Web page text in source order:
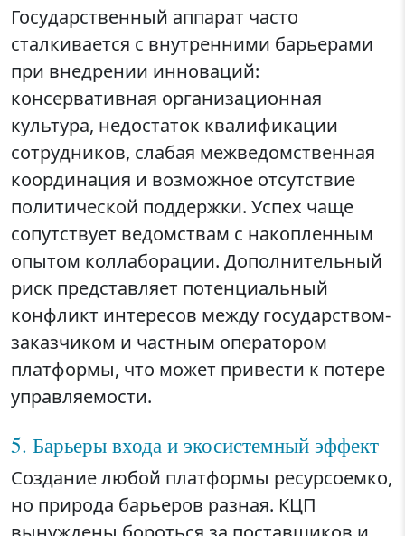
Государственный аппарат часто
сталкивается с внутренними барьерами
при внедрении инноваций:
консервативная организационная
культура, недостаток квалификации
сотрудников, слабая межведомственная
координация и возможное отсутствие
политической поддержки. Успех чаще
сопутствует ведомствам с накопленным
опытом коллаборации. Дополнительный
риск представляет потенциальный
конфликт интересов между государством-
заказчиком и частным оператором
платформы, что может привести к потере
управляемости.
5. Барьеры входа и экосистемный эффект
Создание любой платформы ресурсоемко,
но природа барьеров разная. КЦП